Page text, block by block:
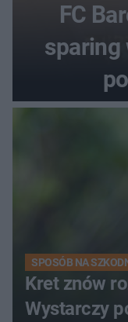
FC
sparing
SPOSÓB NA
Kret znów
Wystarczy